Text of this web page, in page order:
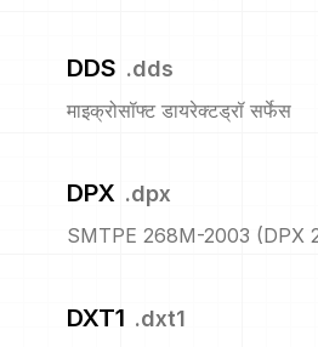
DDS .dds
माइक्रोसॉफ्ट डायरेक्टड्रॉ सर्फेस
DPX .dpx
SMTPE 268M-2003 (DPX
DXT1 .dxt1